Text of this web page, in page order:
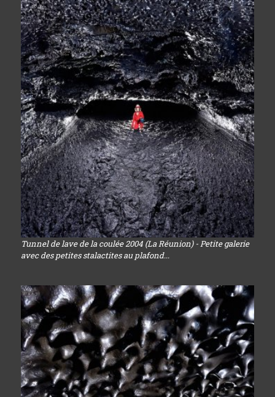
Tunnel de lave de la coulée 2004 (La Réunion) - Petite galerie
avec des petites stalactites au plafond...